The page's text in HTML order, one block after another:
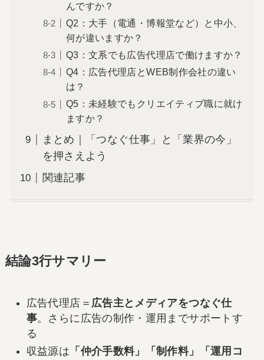
んですか？
Q2：大手（電通・博報堂など）と中小、
何が違いますか？
Q3：文系でも広告代理店で働けますか？
Q4：広告代理店とWEB制作会社の違い
は？
Q5：未経験でもクリエイティブ職に就け
ますか？
まとめ｜「つなぐ仕事」と「業界の今」
を押さえよう
関連記事
結論3行サマリー
広告代理店＝ 広告主とメディアをつなぐ仕
事。さらに広告の制作・運用までサポートす
る
収益源は 「仲介手数料」「制作料」「運用コ